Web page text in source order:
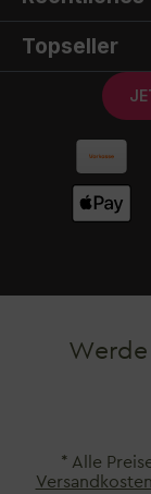
Topseller
* Alle
Versandkosten